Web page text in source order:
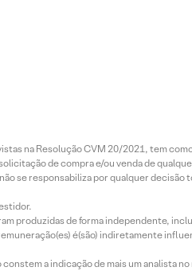
na Resolução CVM 20/2021, tem
de compra e/ou venda de
se responsabiliza por qualquer decisão
produzidas de forma independente,
é(são) indiretamente
a indicação de mais um analista